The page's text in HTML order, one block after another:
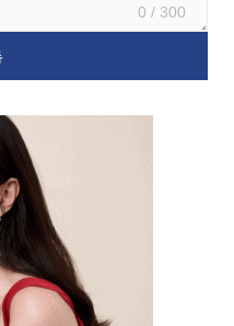
0 / 300